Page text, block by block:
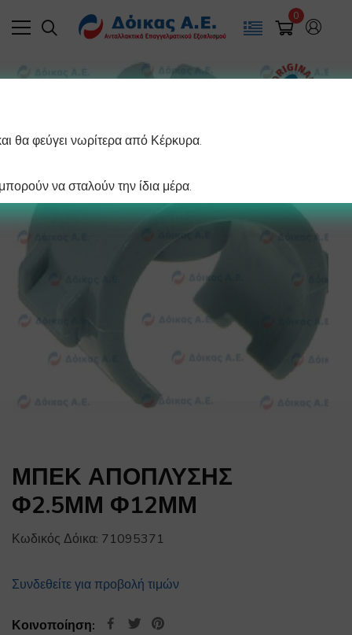
0
ΜΠΕΚ ΑΠΟΠΛΥΣΗΣ
Φ2.5ΜΜ Φ12ΜΜ
Κωδικός Δόικα: 71095371
Συνδεθείτε για προβολή τιμών
Κοινοποίηση:
θα φεύγει νωρίτερα από Κέρκυρα.
να σταλούν την ίδια μέρα.